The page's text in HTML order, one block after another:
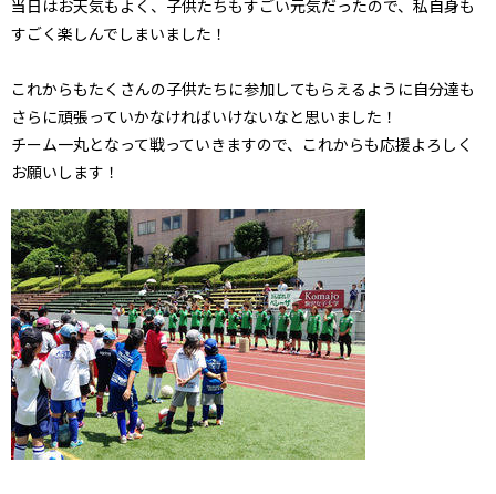
当日はお天気もよく、子供たちもすごい元気だったので、私自身も
すごく楽しんでしまいました！
これからもたくさんの子供たちに参加してもらえるように自分達も
さらに頑張っていかなければいけないなと思いました！
チーム一丸となって戦っていきますので、これからも応援よろしく
お願いします！